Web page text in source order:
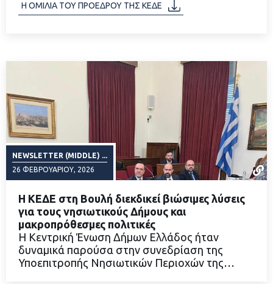
Η ΟΜΙΛΙΑ ΤΟΥ ΠΡΟΕΔΡΟΥ ΤΗΣ ΚΕΔΕ
NEWSLETTER (MIDDLE) ...
26 ΦΕΒΡΟΥΑΡΊΟΥ, 2026
ΔΙΑΒΑΣΤΕ ΠΕΡΙΣΣΟΤΕΡΑ
Η ΚΕΔΕ στη Βουλή διεκδικεί βιώσιμες λύσεις
για τους νησιωτικούς Δήμους και
μακροπρόθεσμες πολιτικές
Η Κεντρική Ένωση Δήμων Ελλάδος ήταν
δυναμικά παρούσα στην συνεδρίαση της
Υποεπιτροπής Νησιωτικών Περιοχών της…